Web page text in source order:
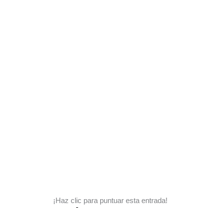
¡Haz clic para puntuar esta entrada!